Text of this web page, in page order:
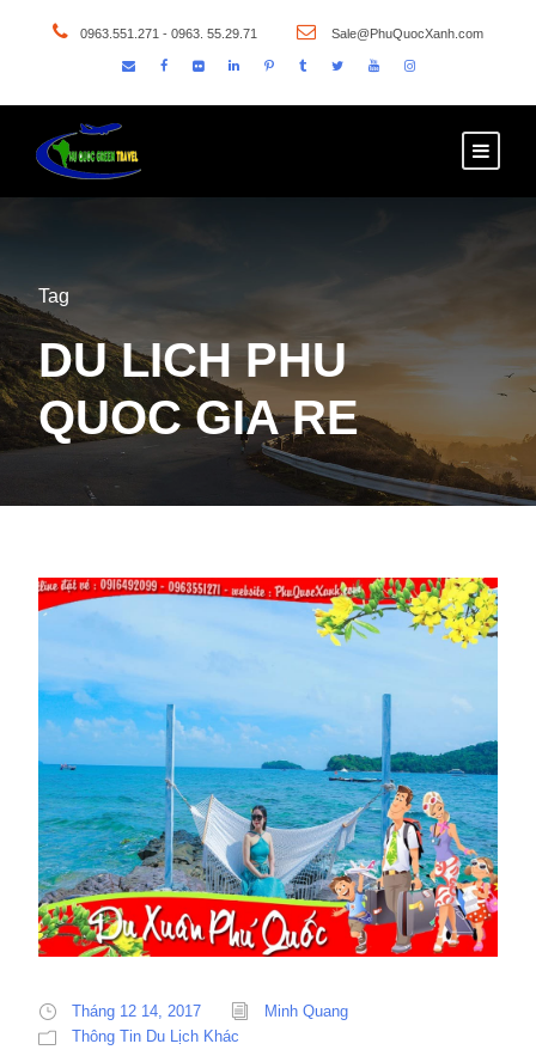
0963.551.271 - 0963. 55.29.71 Sale@PhuQuocXanh.com
Tag
DU LICH PHU
QUOC GIA RE
Tháng 12 14, 2017
Minh Quang
Thông Tin Du Lịch Khác